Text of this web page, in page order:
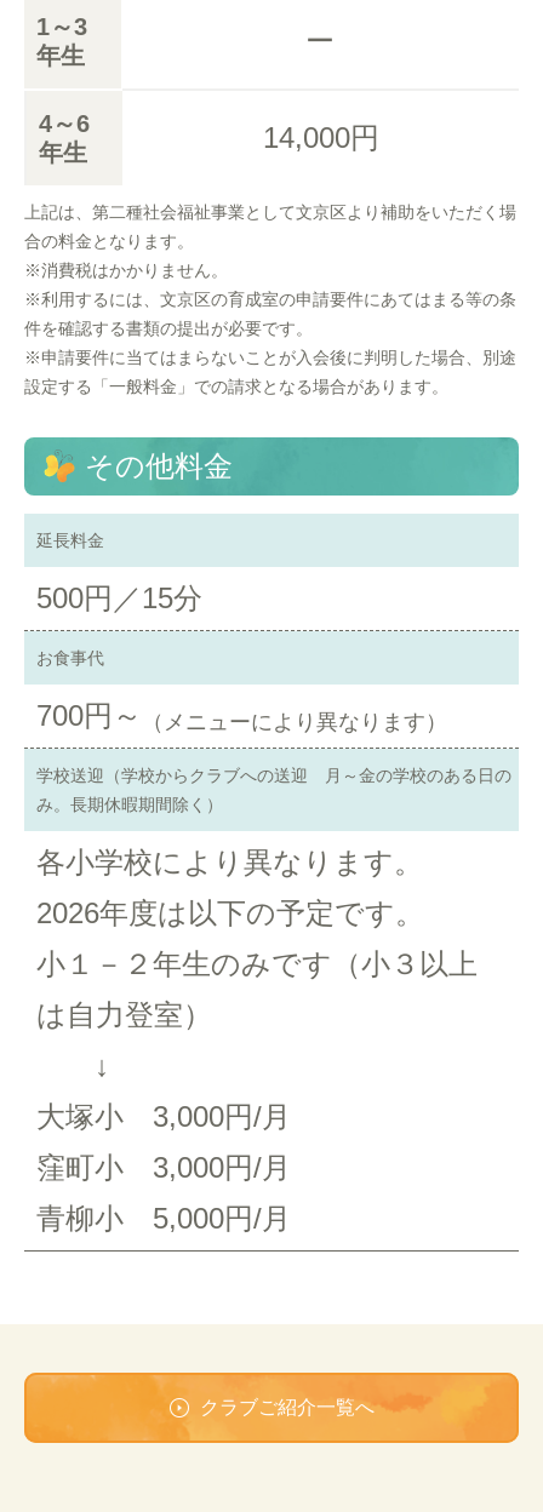
1～3
年生
ー
4～6
年生
14,000円
上記は、第二種社会福祉事業として文京区より補助をいただく場
合の料金となります。
※消費税はかかりません。
※利用するには、文京区の育成室の申請要件にあてはまる等の条
件を確認する書類の提出が必要です。
※申請要件に当てはまらないことが入会後に判明した場合、別途
設定する「一般料金」での請求となる場合があります。
その他料金
延長料金
500円／15分
お食事代
700円～ （メニューにより異なります）
学校送迎（学校からクラブへの送迎 月～金の学校のある日の
み。長期休暇期間除く）
各小学校により異なります。
2026年度は以下の予定です。
小１－２年生のみです（小３以上
は自力登室）
↓
大塚小 3,000円/月
窪町小 3,000円/月
青柳小 5,000円/月
クラブご紹介一覧へ